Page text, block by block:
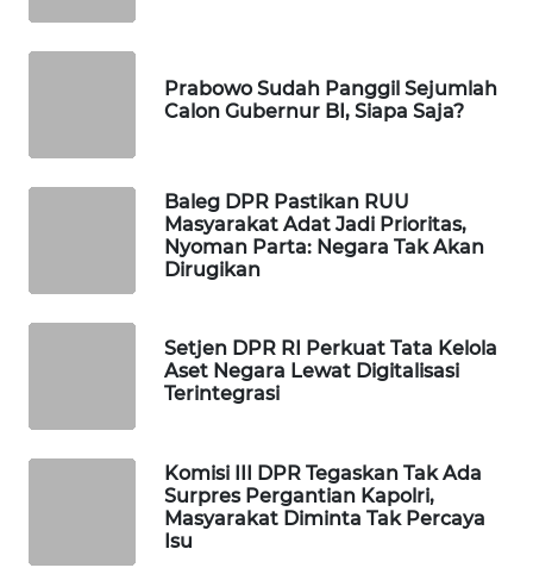
Prabowo Sudah Panggil Sejumlah
Calon Gubernur BI, Siapa Saja?
Baleg DPR Pastikan RUU
Masyarakat Adat Jadi Prioritas,
Nyoman Parta: Negara Tak Akan
Dirugikan
Setjen DPR RI Perkuat Tata Kelola
Aset Negara Lewat Digitalisasi
Terintegrasi
Komisi III DPR Tegaskan Tak Ada
Surpres Pergantian Kapolri,
Masyarakat Diminta Tak Percaya
Isu
MAWAKA
KONSUMEN